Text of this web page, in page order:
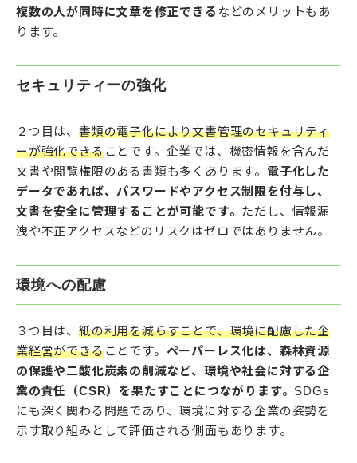
複数の人が同時に文章を修正できる などのメリットもあ
ります。
セキュリティーの強化
２つ目は、 書類の電子化により文書管理のセキュリティ
ーが強化できることです。企業では、機密情報を含んだ
文書や閲覧権限のある書類も多くあります。 電子化した
データであれば、パスワードやアクセス制限を付与し、
文書を安全に管理することが可能です。 ただし、情報漏
洩や不正アクセスなどのリスクはゼロではありません。
環境への配慮
３つ目は、 紙の利用を減らすことで、環境に配慮した企
業経営ができることです。 ペーパーレス化は、森林資源
の保護や二酸化炭素の削減など、環境や社会に対する企
業の責任（CSR）を果たすことにつながります。 SDGs
にも深く関わる問題であり、環境に対する企業の姿勢を
示す取り組みとして評価される側面もあります。